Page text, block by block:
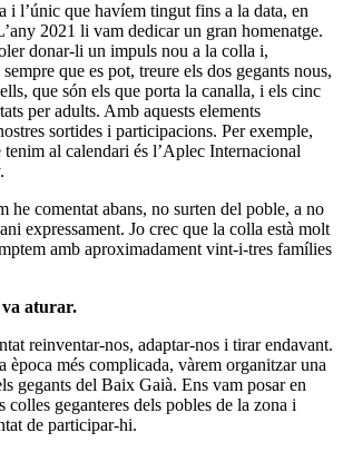
i l’únic que havíem tingut fins a la data, en
2021 li vam dedicar un gran homenatge.
donar-li un impuls nou a la colla i,
que es pot, treure els dos gegants nous,
que són els que porta la canalla, i els cinc
per adults. Amb aquests elements
sortides i participacions. Per exemple,
tenim al calendari és l’Aplec Internacional
he comentat abans, no surten del poble, a no
expressament. Jo crec que la colla està molt
amb aproximadament vint-i-tres famílies
aturar.
reinventar-nos, adaptar-nos i tirar endavant.
època més complicada, vàrem organitzar una
gegants del Baix Gaià. Ens vam posar en
colles geganteres dels pobles de la zona i
de participar-hi.